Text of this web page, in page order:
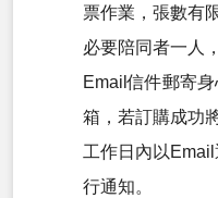
票作業，張數有
必要陪同者一人
Email信件郵寄
箱，若訂購成功
工作日內以
行通知。